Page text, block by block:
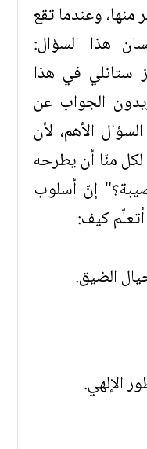
وعندما تقع
هذا السؤال:
ستانلي في هذا
الجواب عن
الأهم، لأن
منّا أن يطرحه
إنّ أسلوب
كيف:
الضيق.
الإلهي.